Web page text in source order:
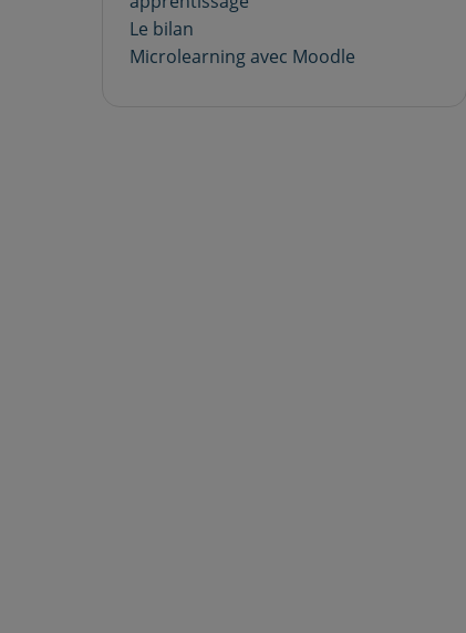
Le bilan
Microlearning avec Moodle